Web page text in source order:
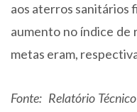
aos aterros sanitários
aumento no índice de
metas eram,
Fonte: Relatório